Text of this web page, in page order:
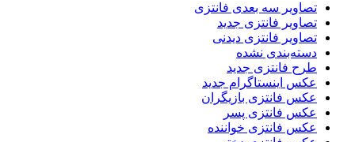
تصاویر سه بعدی فانتزی
تصاویر فانتزی جدید
تصاویر فانتزی دیدنی
دسته‌بندی نشده
طرح فانتزی جدید
عکس اینستاگرام جدید
عکس فانتزی بازیگران
عکس فانتزی پسر
عکس فانتزی خواننده